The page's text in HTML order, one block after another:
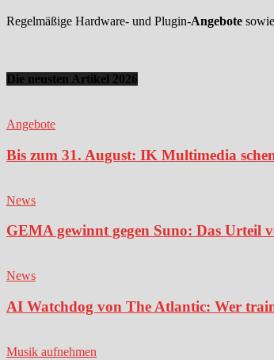
Regelmäßige Hardware- und Plugin-Angebote
Die neusten Artikel 2026
Angebote
Bis zum 31. August: IK Multimedia
News
GEMA gewinnt gegen Suno: Das
News
AI Watchdog von The Atlantic: Wer
Musik aufnehmen